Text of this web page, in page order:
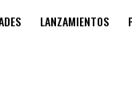
LANZAMIENTOS